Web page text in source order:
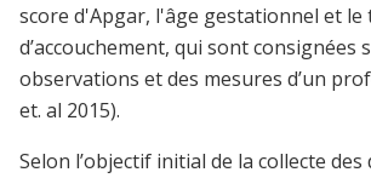
score d'Apgar, l'âge gestationnel et le
d’accouchement, qui sont consignées
observations et des mesures d’un
et. al 2015).
Selon l’objectif initial de la collecte des